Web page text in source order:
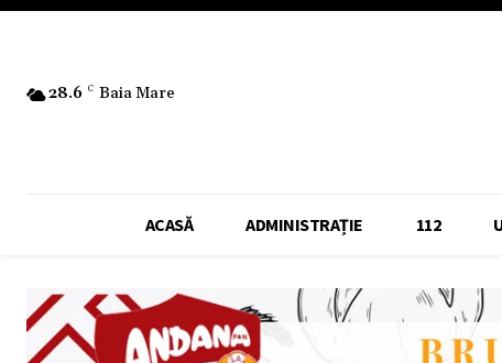
28.6 C Baia Mare
ACASĂ ADMINISTRAȚIE 112